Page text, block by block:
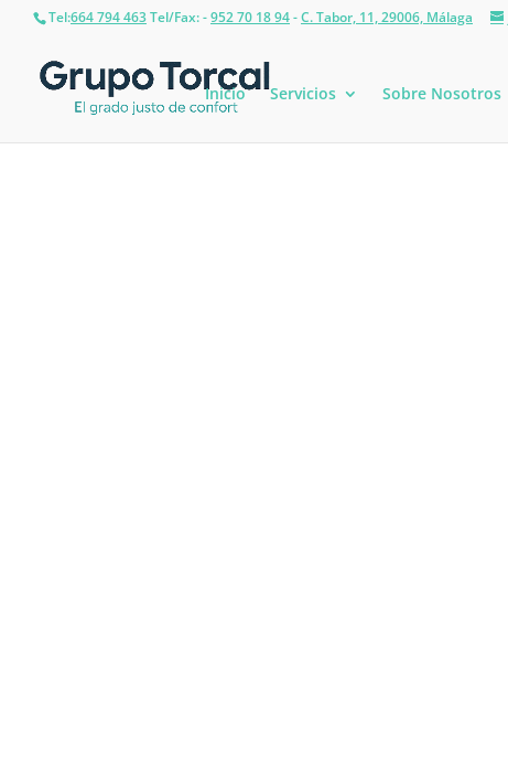
Tel:664 794 463Tel/Fax: -952 70 18 94-C. Tabor, 11, 29006, Málaga
Inicio Servicios Sobre Nosotros